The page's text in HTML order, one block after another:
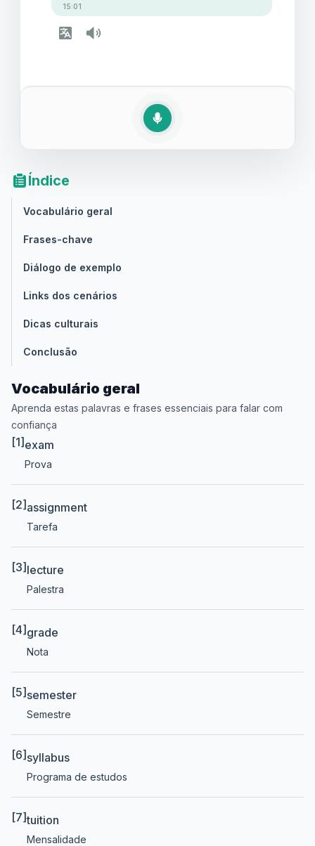
15:01
Índice
Vocabulário geral
Frases-chave
Diálogo de exemplo
Links dos cenários
Dicas culturais
Conclusão
Vocabulário geral
Aprenda estas palavras e frases essenciais para falar com
confiança
[1] exam
Prova
[2] assignment
Tarefa
[3] lecture
Palestra
[4] grade
Nota
[5] semester
Semestre
[6] syllabus
Programa de estudos
[7]tuition
Mensalidade